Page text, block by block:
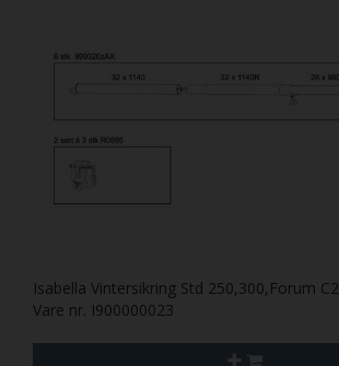
Isabella Vintersikring Std 250,300,Forum C2
Vare nr. I900000023